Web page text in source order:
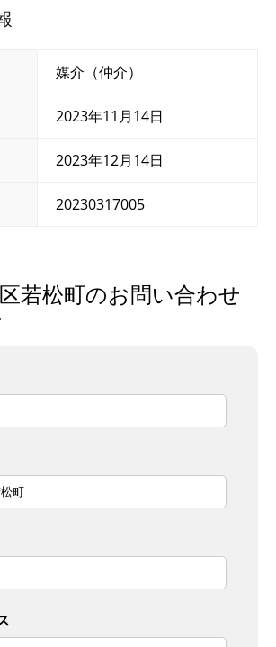
媒介（仲介）
2023年11月14日
2023年12月14日
20230317005
若松町のお問い合わせ